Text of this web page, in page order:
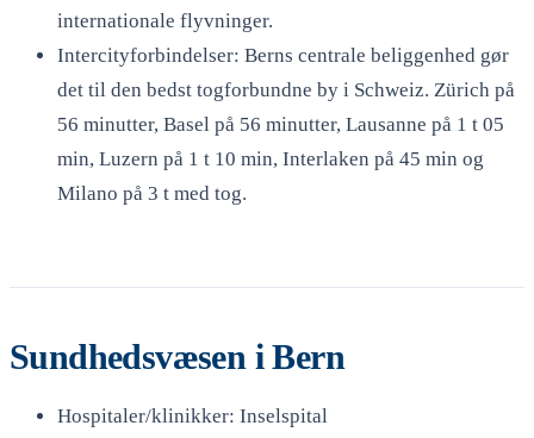
internationale flyvninger.
Intercityforbindelser: Berns centrale beliggenhed gør
det til den bedst togforbundne by i Schweiz. Zürich på
56 minutter, Basel på 56 minutter, Lausanne på 1 t 05
min, Luzern på 1 t 10 min, Interlaken på 45 min og
Milano på 3 t med tog.
Sundhedsvæsen i Bern
Hospitaler/klinikker: Inselspital